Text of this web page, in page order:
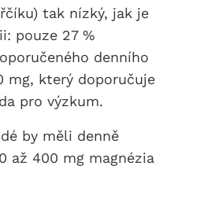
tak nízký, jak je
pouze 27 %
denního
mg, který doporučuje
pro výzkum.
by měli denně
až 400 mg magnézia